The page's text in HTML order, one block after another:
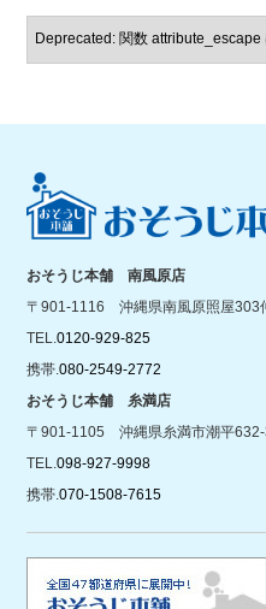
おそうじ本舗 南風原店
〒901-1116 沖縄県南風原照屋303
TEL.0120-929-825
携帯.080-2549-2772
おそうじ本舗 糸満店
〒901-1105 沖縄県糸満市潮平632-
TEL.098-927-9998
携帯.070-1508-7615